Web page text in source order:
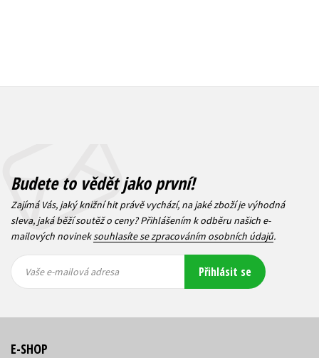
Budete to vědět jako první!
Zajímá Vás, jaký knižní hit právě vychází, na jaké zboží je výhodná
sleva, jaká běží soutěž o ceny? Přihlášením k odběru našich e-
mailových novineksouhlasíte se zpracováním osobních údajů.
mailová
mailová
Vaše e-mailová adresa Přihlásit se
E-SHOP